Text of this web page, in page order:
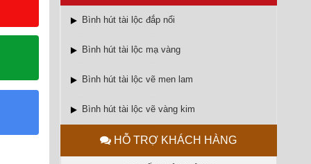
Bình hút tài lộc đắp nổi
Bình hút tài lộc mạ vàng
Bình hút tài lộc vẽ men lam
Bình hút tài lộc vẽ vàng kim
HỖ TRỢ KHÁCH HÀNG